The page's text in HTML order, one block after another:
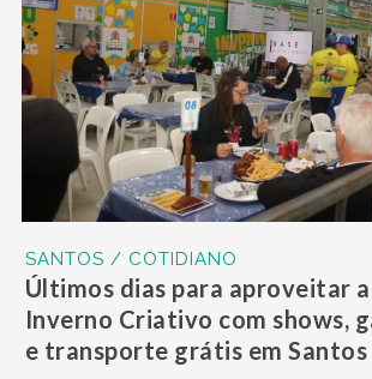
SANTOS / COTIDIANO
Últimos dias para aproveitar
Inverno Criativo com shows,
e transporte grátis em Santos